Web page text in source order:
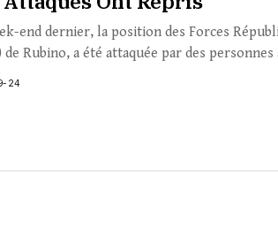
end dernier, la position des Forces
de Rubino, a été attaquée par des
24